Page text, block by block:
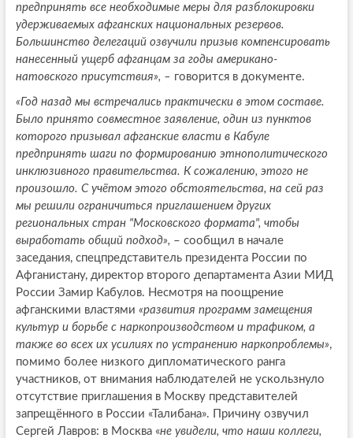
предпринять все необходимые меры для разблокировки
удерживаемых афганских национальных резервов.
Большинство делегаций озвучили призыв компенсировать
нанесенный ущерб афганцам за годы американо-
натовского присутствия», – говорится в документе.
«Год назад мы встречались практически в этом составе.
Было принято совместное заявление, один из пунктов
которого призывал афганские власти в Кабуле
предпринять шаги по формированию этнополитического
инклюзивного правительства. К сожалению, этого не
произошло. С учётом этого обстоятельства, на сей раз
мы решили ограничиться приглашением других
региональных стран "Московского формата", чтобы
выработать общий подход», – сообщил в начале
заседания, спецпредставитель президента России по
Афганистану, директор второго департамента Азии МИД
России Замир Кабулов. Несмотря на поощрение
афганскими властями «развития программ замещения
культур и борьбе с наркопроизводством и трафиком, а
также во всех их усилиях по устранению наркопроблемы»,
помимо более низкого дипломатического ранга
участников, от внимания наблюдателей не ускользнуло
отсутствие приглашения в Москву представителей
запрещённого в России «Талибана». Причину озвучил
Сергей Лавров: в Москва «не увидели, что наши коллеги,